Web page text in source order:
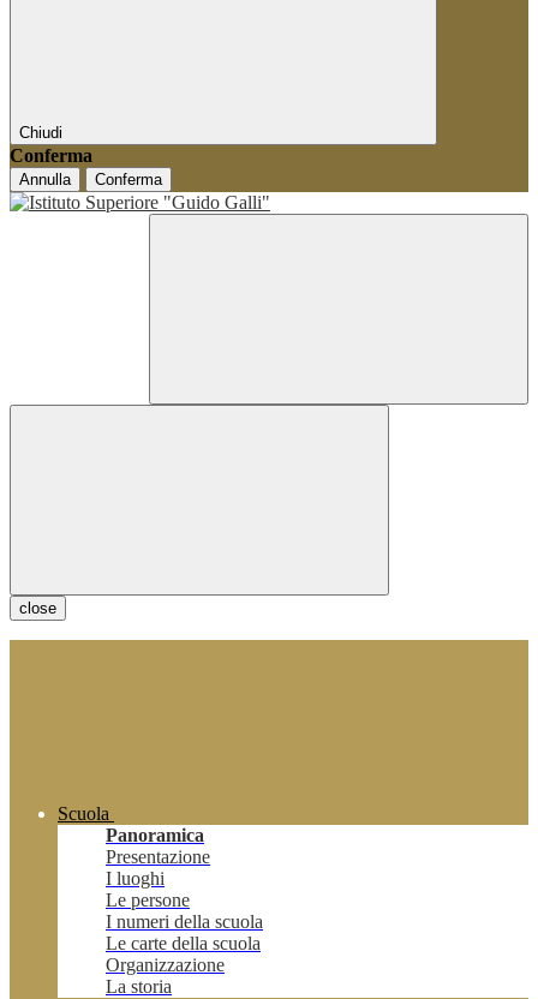
Chiudi
Conferma
Annulla Conferma
close
Scuola
Panoramica
Presentazione
I luoghi
Le persone
I numeri della scuola
Le carte della scuola
Organizzazione
La storia